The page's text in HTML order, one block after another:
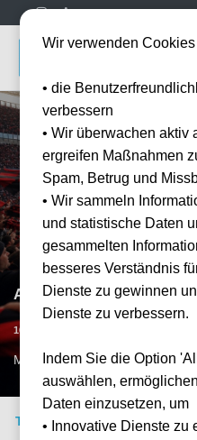
AC Mailand vs AS Rom
16.05.2027
MIL, IT
Tickets kaufen Event-Info
Wir verwenden
• die
verbessern
• Wir überwachen aktiv
ergreifen Maßnahmen
Spam, Betrug und
• Wir sammeln
und statistische Daten
gesammelten
besseres Verständnis
Dienste zu gewinnen
Dienste zu verbessern.
Indem Sie die Option
auswählen,
Daten einzusetzen, um
• Innovative Dienste zu